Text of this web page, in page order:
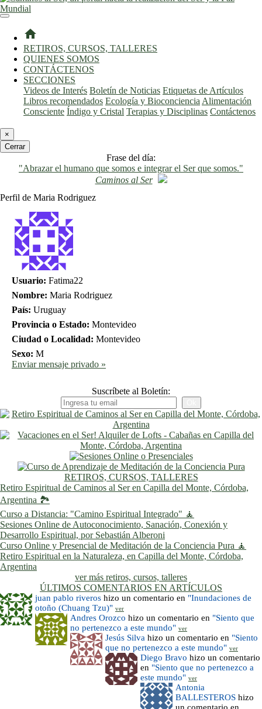
home
RETIROS, CURSOS, TALLERES
QUIENES SOMOS
CONTÁCTENOS
SECCIONES
Videos de Interés Boletín de Noticias Etiquetas de Artículos
Libros recomendados Ecología y Bioconciencia Alimentación
Consciente Índigo y Cristal Terapias y Disciplinas Contáctenos
×
Cerrar
Frase del día:
"Abrazar el humano que somos e integrar el Ser que somos."
Caminos al Ser
Perfil de Maria Rodriguez
Usuario: Fatima22
Nombre: Maria Rodriguez
País: Uruguay
Provincia o Estado: Montevideo
Ciudad o Localidad: Montevideo
Sexo: M
Enviar mensaje privado »
Suscríbete al Boletín:
RETIROS, CURSOS, TALLERES
Retiro Espiritual de Caminos al Ser en Capilla del Monte, Córdoba,
Argentina 🏞️
Curso a Distancia: "Camino Espiritual Integrado" 🧘
Sesiones Online de Autoconocimiento, Sanación, Conexión y
Desarrollo Espiritual, por Sebastián Alberoni
Curso Online y Presencial de Meditación de la Conciencia Pura 🧘
Retiro Espiritual en la Naturaleza, en Capilla del Monte, Córdoba,
Argentina
ver más retiros, cursos, talleres
ÚLTIMOS COMENTARIOS EN ARTÍCULOS
juan pablo riveros hizo un comentario en "Inundaciones de
otoño (Chuang Tzu)" ver
Andres Orozco hizo un comentario en "Siento que
no pertenezco a este mundo" ver
Jesús Silva hizo un comentario en "Siento
que no pertenezco a este mundo" ver
Diego Bravo hizo un comentario
en "Siento que no pertenezco a
este mundo" ver
Antonia
BALLESTEROS hizo
un comentario en